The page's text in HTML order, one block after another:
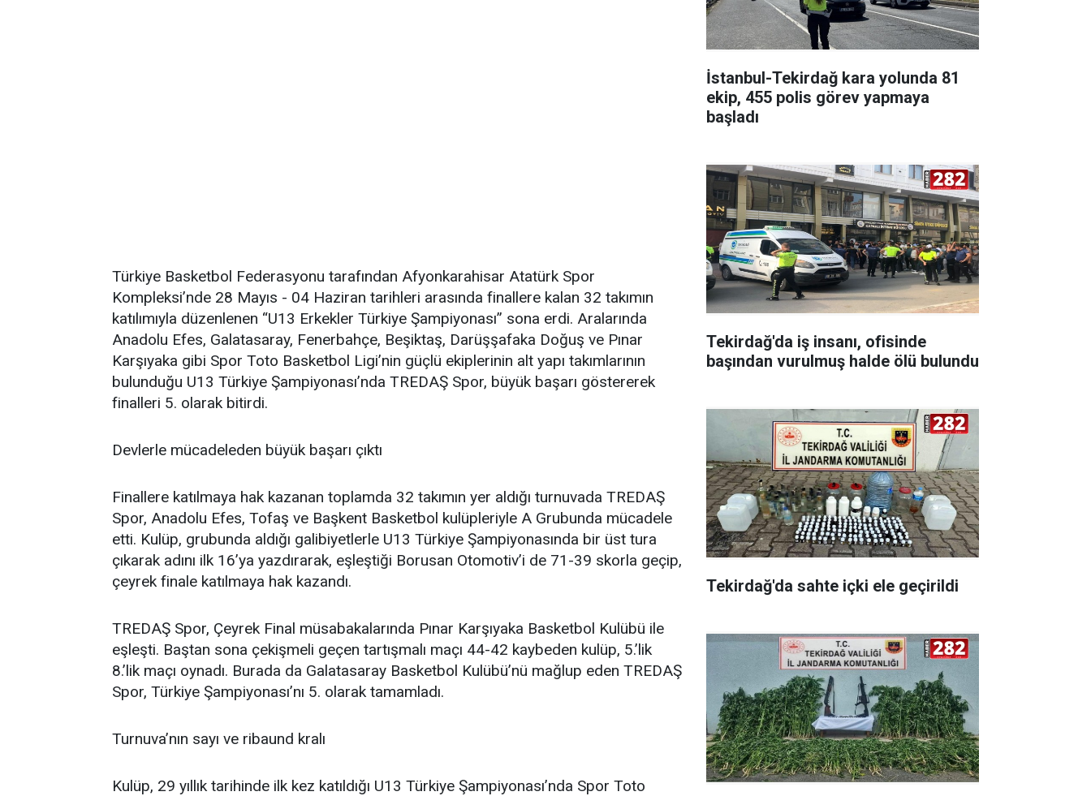
Türkiye Basketbol Federasyonu tarafından Afyonkarahisar Atatürk Spor
Kompleksi’nde 28 Mayıs - 04 Haziran tarihleri arasında finallere kalan 32 takımın
katılımıyla düzenlenen “U13 Erkekler Türkiye Şampiyonası” sona erdi. Aralarında
Anadolu Efes, Galatasaray, Fenerbahçe, Beşiktaş, Darüşşafaka Doğuş ve Pınar
Karşıyaka gibi Spor Toto Basketbol Ligi’nin güçlü ekiplerinin alt yapı takımlarının
bulunduğu U13 Türkiye Şampiyonası’nda TREDAŞ Spor, büyük başarı göstererek
finalleri 5. olarak bitirdi.
Devlerle mücadeleden büyük başarı çıktı
Finallere katılmaya hak kazanan toplamda 32 takımın yer aldığı turnuvada TREDAŞ
Spor, Anadolu Efes, Tofaş ve Başkent Basketbol kulüpleriyle A Grubunda mücadele
etti. Kulüp, grubunda aldığı galibiyetlerle U13 Türkiye Şampiyonasında bir üst tura
çıkarak adını ilk 16’ya yazdırarak, eşleştiği Borusan Otomotiv’i de 71-39 skorla geçip,
çeyrek finale katılmaya hak kazandı.
TREDAŞ Spor, Çeyrek Final müsabakalarında Pınar Karşıyaka Basketbol Kulübü ile
eşleşti. Baştan sona çekişmeli geçen tartışmalı maçı 44-42 kaybeden kulüp, 5.’lik
8.’lik maçı oynadı. Burada da Galatasaray Basketbol Kulübü’nü mağlup eden TREDAŞ
Spor, Türkiye Şampiyonası’nı 5. olarak tamamladı.
Turnuva’nın sayı ve ribaund kralı
Kulüp, 29 yıllık tarihinde ilk kez katıldığı U13 Türkiye Şampiyonası’nda Spor Toto
İstanbul-Tekirdağ kara yolunda 81
ekip, 455 polis görev yapmaya
başladı
Tekirdağ'da iş insanı, ofisinde
başından vurulmuş halde ölü bulundu
Tekirdağ'da sahte içki ele geçirildi